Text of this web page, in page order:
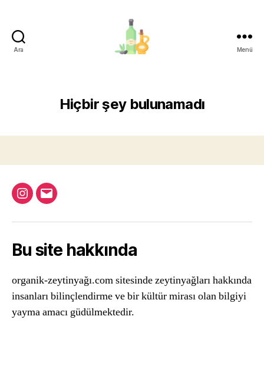
Ara Menü
Hiçbir şey bulunamadı
Instagram
Email
Bu site hakkında
organik-zeytinyağı.com sitesinde zeytinyağları hakkında
insanları bilinçlendirme ve bir kültür mirası olan bilgiyi
yayma amacı güdülmektedir.